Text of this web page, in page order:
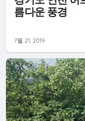
름다운 풍경
7월 21, 2019